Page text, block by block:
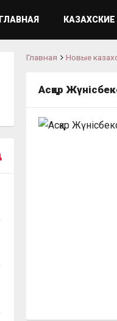
ГЛАВНАЯ КАЗАХСКИЕ
Главная Новые
Асқар